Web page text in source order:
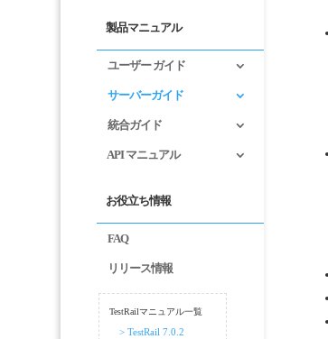
製品マニュアル
ユーザー ガイド
サーバーガイド
統合ガイド
API マニュアル
お役立ち情報
FAQ
リリース情報
TestRailマニュアル一覧
> TestRail 7.0.2